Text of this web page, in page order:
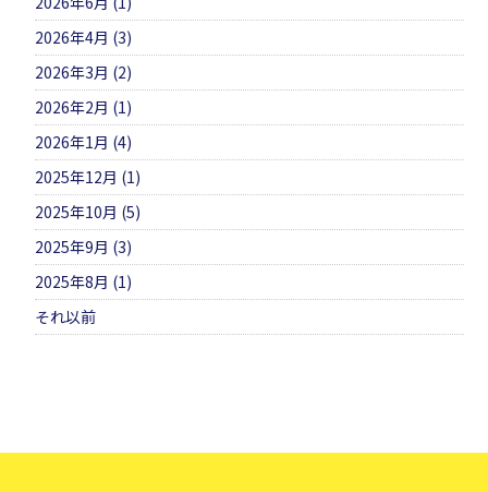
2026年4月 (3)
2026年3月 (2)
2026年2月 (1)
2026年1月 (4)
2025年12月 (1)
2025年10月 (5)
2025年9月 (3)
2025年8月 (1)
それ以前